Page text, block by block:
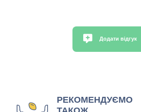
Додати відгук
РЕКОМЕНДУЄМО